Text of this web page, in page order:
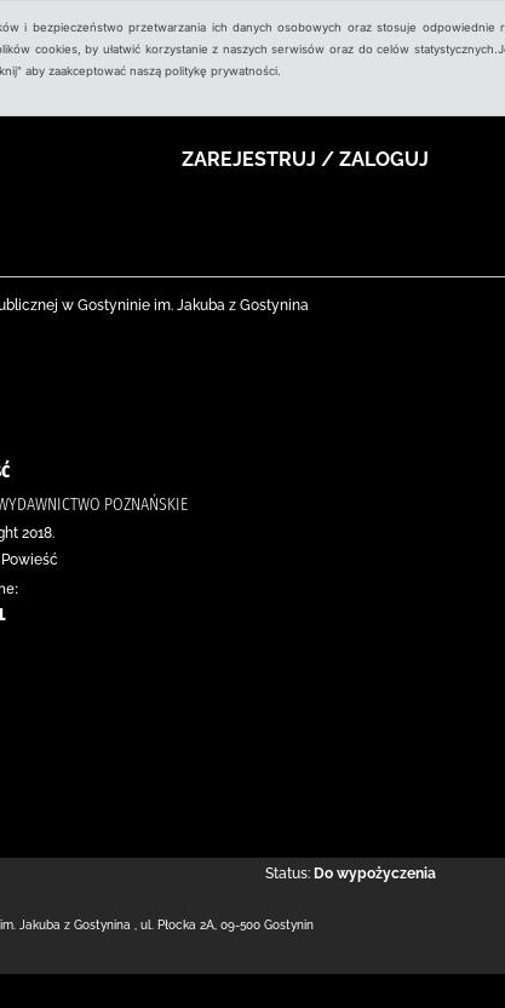
i bezpieczeństwo przetwarzania ich danych osobowych oraz stosuje odpowiednie
cookies, by ułatwić korzystanie z naszych serwisów oraz do celów
aby zaakceptować naszą politykę prywatności.
ZAREJESTRUJ / ZALOGUJ
w Gostyninie im. Jakuba z Gostynina
POZNAŃSKIE
2018.
Powieść
Status: Do wypożyczenia
Jakuba z Gostynina ul. Płocka 2A 09-500 Gostynin